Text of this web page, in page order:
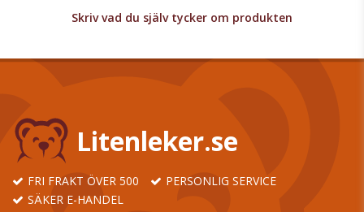
Skriv vad du själv tycker om produkten
Litenleker.se
FRI FRAKT ÖVER 500
PERSONLIG SERVICE
SÄKER E-HANDEL